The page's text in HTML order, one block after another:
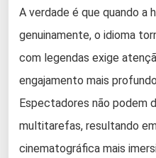
A verdade é que quando a
genuinamente, o idioma
com legendas exige
engajamento mais
Espectadores não podem
multitarefas, resultando
cinematográfica mais